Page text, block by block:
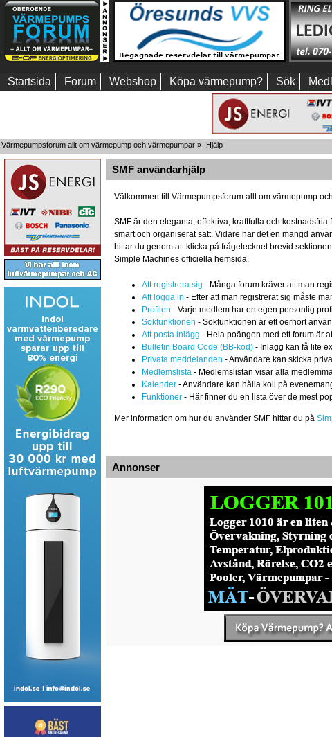
Startsida Forum Webshop Köpa värmepump? Sök
Värmepumpsforum allt om värmepump och värmepumpar » Hjälp
SMF användarhjälp
Välkommen till Värmepumpsforum allt om värmepump
SMF är den eleganta, effektiva, kraftfulla och
smart och organiserat sätt. Vidare har det en mängd
hittar du genom att klicka på frågetecknet brevid
Simple Machines officiella hemsida.
Att registrera sig - Många forum kräver att man
Att logga in - Efter att man registrerat sig måste
Profilen - Varje medlem har en egen personlig
Sökfunktionen - Sökfunktionen är ett oerhört
Att posta inlägg - Hela poängen med ett forum är
Bulletin Board Code (BB-kod) - Inlägg kan få lite
Privata meddelanden - Användare kan skicka
Medlemslista - Medlemslistan visar alla
Kalender - Användare kan hålla koll på
Funktioner - Här finner du en lista över de mest
Mer information om hur du använder SMF hittar du på
Annonser